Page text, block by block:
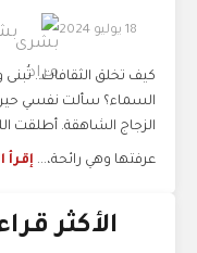
18 يوليو 2024
كيف تخلق الثقافات..
السماء؟ سألت نفسي
الزجاج الشاهقة. أطلقت
عرفتها وهي رائحة،... إقرأ
الأكثر